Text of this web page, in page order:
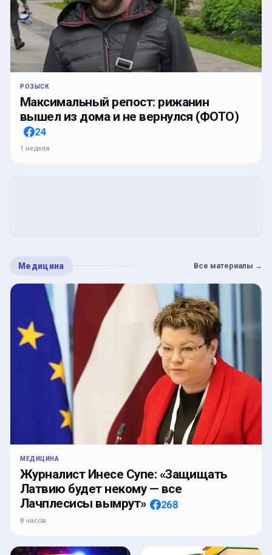
РОЗЫСК
Максимальный репост: рижанин
вышел из дома и не вернулся (ФОТО)
24
1 неделя
Медицина Все материалы →
МЕДИЦИНА
Журналист Инесе Супе: «Защищать
Латвию будет некому — все
Лачплесисы вымрут»
268
8 часов